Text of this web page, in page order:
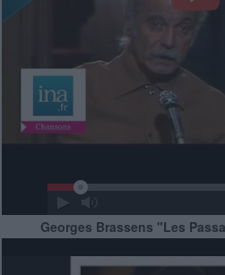
Georges Brassens "Les